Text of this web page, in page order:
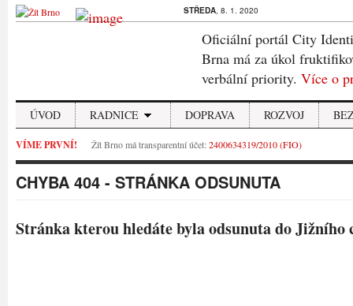
STŘEDA, 8. 1. 2020
Oficiální portál City
Brna má za úkol
verbální priority. Více o
ÚVOD RADNICE DOPRAVA ROZVOJ
VÍME PRVNÍ! Žít Brno má transparentní účet:2400634319/2010 (FIO)
CHYBA 404 - STRÁNKA ODSUNUTA
Stránka kterou hledáte byla odsunuta do Jižního